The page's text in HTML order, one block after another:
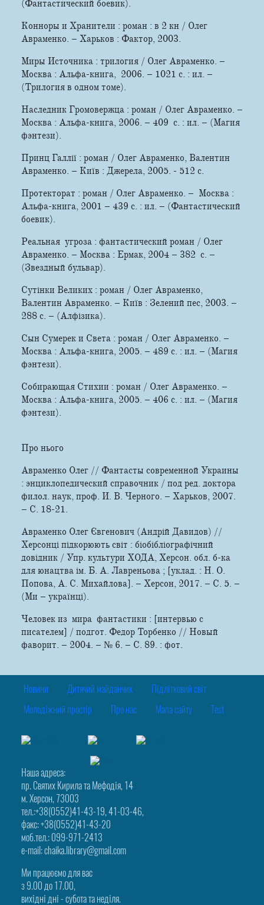
(Фантастический боевик).
Конноры и Хранители : роман : в 2 кн / Олег
Авраменко. – Харьков : Фактор, 2003.
Миры Источника : трилогия / Олег Авраменко. –
Москва : Альфа­-книга, 2006. – 1021 с. : ил. –
(Трилогия в одном томе).
Наследник Громовержца : роман / Олег Авраменко. –
Москва : Альфа-­книга, 2006. – 409 с. : ил. – (Магия
фэнтези).
Принц Галлії : роман / Олег Авраменко, Валентин
Авраменко. – Київ : Джерела, 2005. - 512 с.
Протекторат : роман / Олег Авраменко. – Москва :
Альфа-­книга, 2001 – 439 с. : ил. – (Фантастический
боевик).
Реальная угроза : фантастический роман / Олег
Авраменко. – Москва : Ермак, 2004 – 382 с. –
(Звездный бульвар).
Сутінки Великих : роман / Олег Авраменко,
Валентин Авраменко. – Київ : Зелений пес, 2003. –
288 с. – (Алфізика).
Сын Сумерек и Света : роман / Олег Авраменко. –
Москва : Альфа­-книга, 2005. – 489 с. : ил. – (Магия
фэнтези).
Собирающая Стихии : роман / Олег Авраменко. –
Москва : Альфа-­книга, 2005. – 406 с. : ил. – (Магия
фэнтези).
Про нього
Авраменко Олег // Фантасты современной Украины
: энциклопедический справочник / под ред. доктора
филол. наук, проф. И. В. Черного. – Харьков, 2007.
– С. 18-21.
Авраменко Олег Євгенович (Андрій Давидов) //
Херсонці підкорюють світ : біобібліографічний
довідник / Упр. культури ХОДА, Херсон. обл. б-ка
для юнацтва ім. Б. А. Лавреньова ; [уклад. : Н. О.
Попова, А. С. Михайлова]. – Херсон, 2017. – С. 5. –
(Ми – українці).
Человек из мира фантастики : [интервью с
писателем] / подгот. Федор Торбенко // Новый
фаворит. – 2004. – № 6. – С. 8­9. : фот.
Новини Дитячий майданчик Підлітковий світ
Молодіжний простір Про нас Мапа сайту Test
Наша адреса:
пр. Святих Кирила та Мефодія, 14
м. Херсон, 73003
тел.:+38(0552)41-43-19, 41-03-46,
факс: +38(0552)41-43-20
моб.тел.: 099-971-2413
e-mail: chaika.library@gmail.com
Ми працюємо для вас
з 9.00 до 17.00,
вихідні дні - субота та неділя.